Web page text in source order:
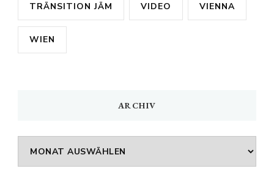
TRÄNSITION JÄM VIDEO VIENNA
WIEN
ARCHIV
Archiv